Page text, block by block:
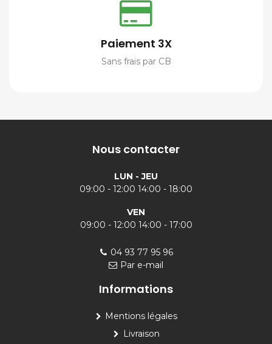
Paiement 3X
Sans frais par CB
Nous contacter
LUN - JEU
09:00 - 12:00 14:00 - 18:00
VEN
09:00 - 12:00 14:00 - 17:00
04 93 77 95 96
Par e-mail
Informations
Mentions légales
Livraison